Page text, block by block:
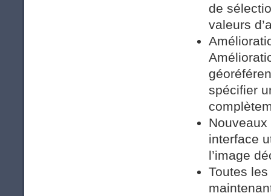
de
valeurs
spécifier
interface
l’image
Toutes